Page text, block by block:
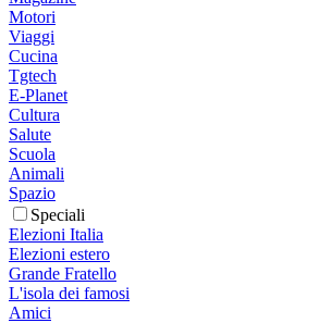
Motori
Viaggi
Cucina
Tgtech
E-Planet
Cultura
Salute
Scuola
Animali
Spazio
Speciali
Elezioni Italia
Elezioni estero
Grande Fratello
L'isola dei famosi
Amici